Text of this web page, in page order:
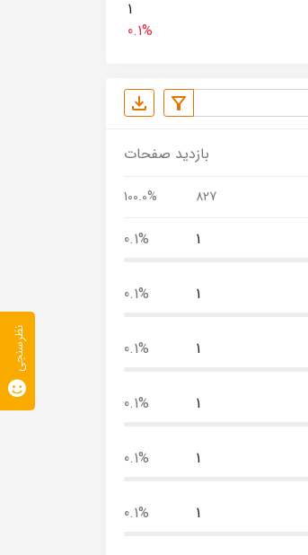
1
0.1%
بازدید صفحات
827
100.0%
1
0.1%
1
0.1%
1
0.1%
1
0.1%
1
0.1%
1
0.1%
نظرسنجی